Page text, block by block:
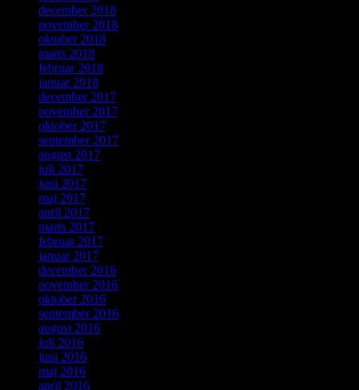
december 2018
november 2018
oktober 2018
marts 2018
februar 2018
januar 2018
december 2017
november 2017
oktober 2017
september 2017
august 2017
juli 2017
juni 2017
maj 2017
april 2017
marts 2017
februar 2017
januar 2017
december 2016
november 2016
oktober 2016
september 2016
august 2016
juli 2016
juni 2016
maj 2016
april 2016